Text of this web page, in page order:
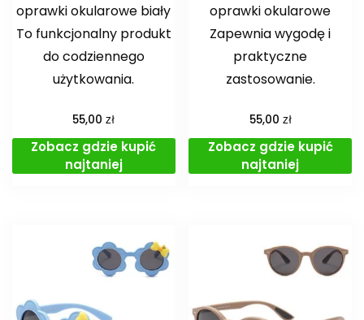
oprawki okularowe biały
To funkcjonalny produkt
do codziennego
użytkowania.
55,00zł
Zobacz gdzie kupić
najtaniej
oprawki okularowe
Zapewnia wygodę i
praktyczne
zastosowanie.
55,00 zł
Zobacz gdzie kupić
najtaniej